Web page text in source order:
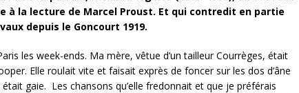
à la lecture de Marcel Proust. Et qui contredit en partie
depuis le Goncourt 1919.
les week-ends. Ma mère, vêtue d’un tailleur Courrèges, était
Elle roulait vite et faisait exprès de foncer sur les dos d’âne
gaie. Les chansons qu’elle fredonnait et que je préférais